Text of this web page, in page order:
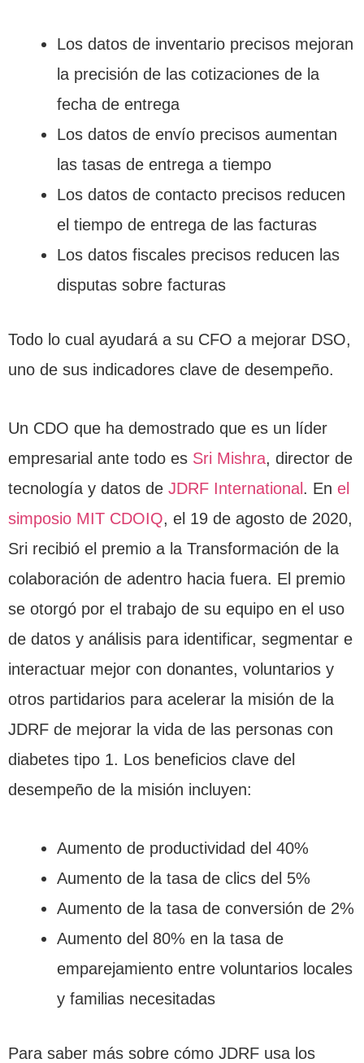
Los datos de inventario precisos mejoran
la precisión de las cotizaciones de la
fecha de entrega
Los datos de envío precisos aumentan
las tasas de entrega a tiempo
Los datos de contacto precisos reducen
el tiempo de entrega de las facturas
Los datos fiscales precisos reducen las
disputas sobre facturas
Todo lo cual ayudará a su CFO a mejorar DSO,
uno de sus indicadores clave de desempeño.
Un CDO que ha demostrado que es un líder
empresarial ante todo es Sri Mishra, director de
tecnología y datos de JDRF International. En el
simposio MIT CDOIQ, el 19 de agosto de 2020,
Sri recibió el premio a la Transformación de la
colaboración de adentro hacia fuera. El premio
se otorgó por el trabajo de su equipo en el uso
de datos y análisis para identificar, segmentar e
interactuar mejor con donantes, voluntarios y
otros partidarios para acelerar la misión de la
JDRF de mejorar la vida de las personas con
diabetes tipo 1. Los beneficios clave del
desempeño de la misión incluyen:
Aumento de productividad del 40%
Aumento de la tasa de clics del 5%
Aumento de la tasa de conversión de 2%
Aumento del 80% en la tasa de
emparejamiento entre voluntarios locales
y familias necesitadas
Para saber más sobre cómo JDRF usa los